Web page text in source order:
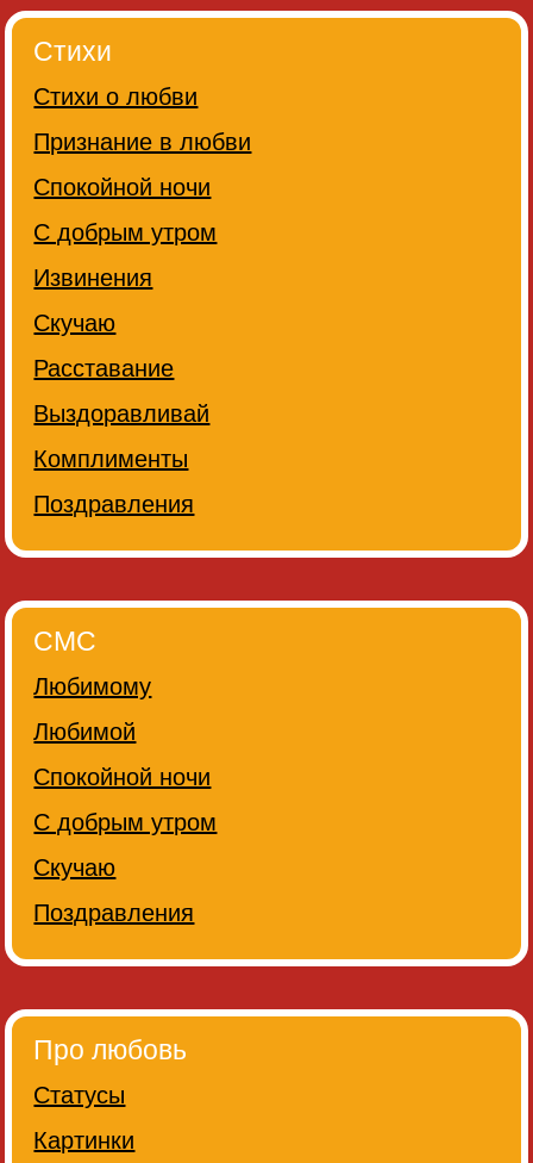
Стихи
Стихи о любви
Признание в любви
Спокойной ночи
С добрым утром
Извинения
Скучаю
Расставание
Выздоравливай
Комплименты
Поздравления
СМС
Любимому
Любимой
Спокойной ночи
С добрым утром
Скучаю
Поздравления
Про любовь
Статусы
Картинки